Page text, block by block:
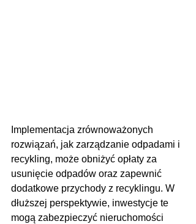
Implementacja zrównoważonych
rozwiązań, jak zarządzanie odpadami i
recykling, może obniżyć opłaty za
usunięcie odpadów oraz zapewnić
dodatkowe przychody z recyklingu. W
dłuższej perspektywie, inwestycje te
mogą zabezpieczyć nieruchomości